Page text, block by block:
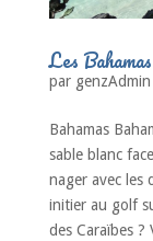
Les Bahamas
par genzAdmin
Bahamas
sable blanc
nager avec les
initier au golf
des Caraïbes ?